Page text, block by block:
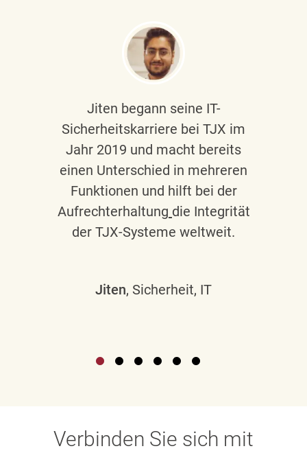
Jiten begann seine IT-
Sicherheitskarriere bei TJX im
Jahr 2019 und macht bereits
einen Unterschied in mehreren
Funktionen und hilft bei der
Aufrechterhaltung die Integrität
der TJX-Systeme weltweit.
Jiten, Sicherheit, IT
Verbinden Sie sich mit